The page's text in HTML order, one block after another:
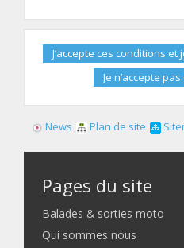
News Plan de site
Pages du site
Balades & sorties moto
Qui sommes nous